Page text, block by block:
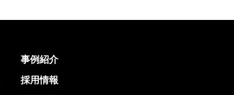
事例紹介
採用情報